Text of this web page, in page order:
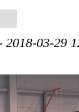
2018-03-29